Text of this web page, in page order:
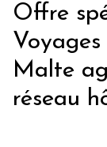
Offre
Malte
réseau